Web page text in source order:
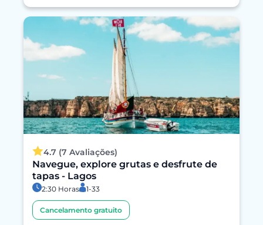
4.7 (7 Avaliações)
Navegue, explore grutas e desfrute de
tapas - Lagos
2:30 Horas 1-33
Cancelamento gratuito